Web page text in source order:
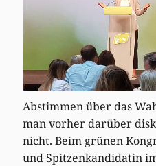
Abstimmen über das
man vorher darüber
nicht. Beim grünen
und Spitzenkandidatin